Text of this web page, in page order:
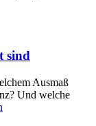
sind
Ausmaß
Und welche